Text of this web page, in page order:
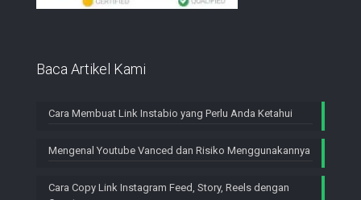
Baca Artikel Kami
Cara Membuat Link Instabio yang Perlu Anda Ketahui
Mengenal Youtube Vanced dan Risiko Menggunakannya
Cara Copy Link Instagram Feed, Story, Reels dengan